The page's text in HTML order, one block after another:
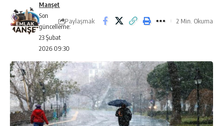
Son
güncelleme:
23 Şubat
2026 09:30
Manşet
Paylaşmak 2 Min. Okuma